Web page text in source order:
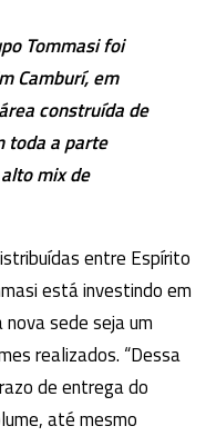
Tommasi foi
Camburí, em
construída de
toda a parte
mix de
entre Espírito
está investindo em
sede seja um
realizados. “Dessa
de entrega do
até mesmo